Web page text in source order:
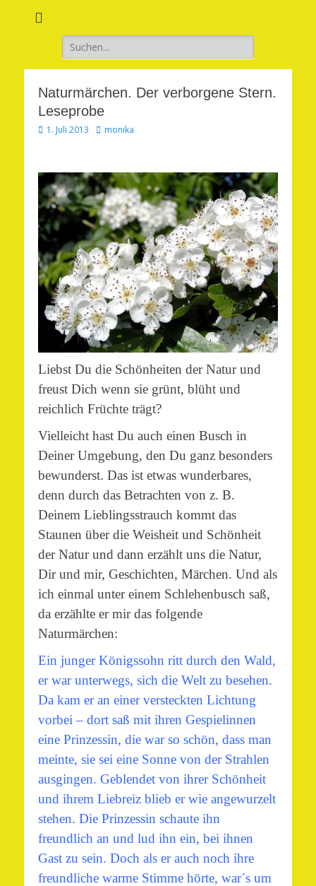
Suchen
nach:
Naturmärchen. Der verborgene Stern.
Leseprobe
Veröffentlicht
1. Juli 2013 Autor
monika
Liebst Du die Schönheiten der Natur und
freust Dich wenn sie grünt, blüht und
reichlich Früchte trägt?
Vielleicht hast Du auch einen Busch in
Deiner Umgebung, den Du ganz besonders
bewunderst. Das ist etwas wunderbares,
denn durch das Betrachten von z. B.
Deinem Lieblingsstrauch kommt das
Staunen über die Weisheit und Schönheit
der Natur und dann erzählt uns die Natur,
Dir und mir, Geschichten, Märchen. Und als
ich einmal unter einem Schlehenbusch saß,
da erzählte er mir das folgende
Naturmärchen:
Ein junger Königssohn ritt durch den Wald,
er war unterwegs, sich die Welt zu besehen.
Da kam er an einer versteckten Lichtung
vorbei – dort saß mit ihren Gespielinnen
eine Prinzessin, die war so schön, dass man
meinte, sie sei eine Sonne von der Strahlen
ausgingen. Geblendet von ihrer Schönheit
und ihrem Liebreiz blieb er wie angewurzelt
stehen. Die Prinzessin schaute ihn
freundlich an und lud ihn ein, bei ihnen
Gast zu sein. Doch als er auch noch ihre
freundliche warme Stimme hörte, war´s um